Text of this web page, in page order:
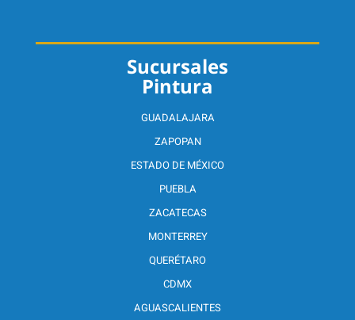
Sucursales
Pintura
GUADALAJARA
ZAPOPAN
ESTADO DE MÉXICO
PUEBLA
ZACATECAS
MONTERREY
QUERÉTARO
CDMX
AGUASCALIENTES